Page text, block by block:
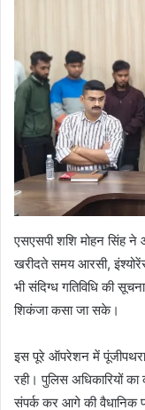
एसएसपी शशि मोहन सिंह
खरीदते समय आरसी,
भी संदिग्ध गतिविधि की
शिकंजा कसा जा सके।
इस पूरे ऑपरेशन में
रही। पुलिस अधिकारियों
संपर्क कर आगे की वैधानिक